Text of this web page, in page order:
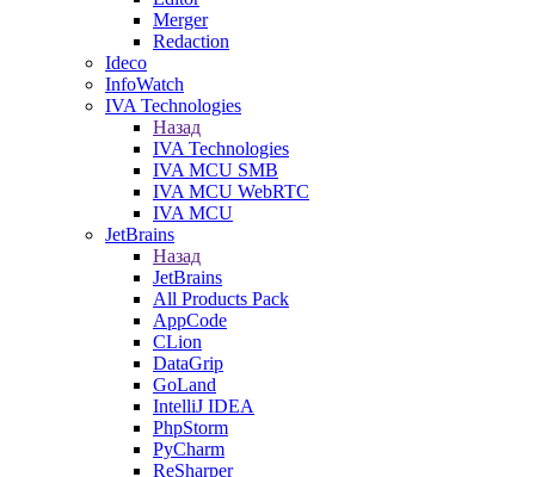
Merger
Redaction
Ideco
InfoWatch
IVA Technologies
Назад
IVA Technologies
IVA MCU SMB
IVA MCU WebRTC
IVA MCU
JetBrains
Назад
JetBrains
All Products Pack
AppCode
CLion
DataGrip
GoLand
IntelliJ IDEA
PhpStorm
PyCharm
ReSharper